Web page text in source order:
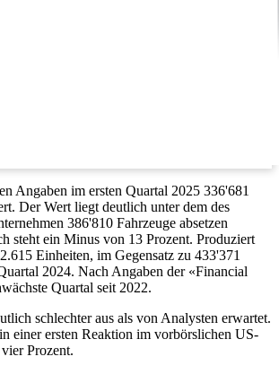
Angaben im ersten Quartal 2025 336'681
Der Wert liegt deutlich unter dem des
386'810 Fahrzeuge absetzen
steht ein Minus von 13 Prozent. Produziert
Einheiten, im Gegensatz zu 433'371
2024. Nach Angaben der «Financial
Quartal seit 2022.
schlechter aus als von Analysten erwartet.
einer ersten Reaktion im vorbörslichen US-
Prozent.